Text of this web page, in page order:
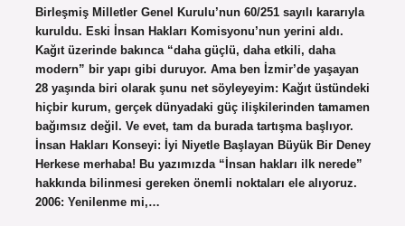
Birleşmiş Milletler Genel Kurulu’nun 60/251 sayılı kararıyla
kuruldu. Eski İnsan Hakları Komisyonu’nun yerini aldı.
Kağıt üzerinde bakınca “daha güçlü, daha etkili, daha
modern” bir yapı gibi duruyor. Ama ben İzmir’de yaşayan
28 yaşında biri olarak şunu net söyleyeyim: Kağıt üstündeki
hiçbir kurum, gerçek dünyadaki güç ilişkilerinden tamamen
bağımsız değil. Ve evet, tam da burada tartışma başlıyor.
İnsan Hakları Konseyi: İyi Niyetle Başlayan Büyük Bir Deney
Herkese merhaba! Bu yazımızda “İnsan hakları ilk nerede”
hakkında bilinmesi gereken önemli noktaları ele alıyoruz.
2006: Yenilenme mi,…